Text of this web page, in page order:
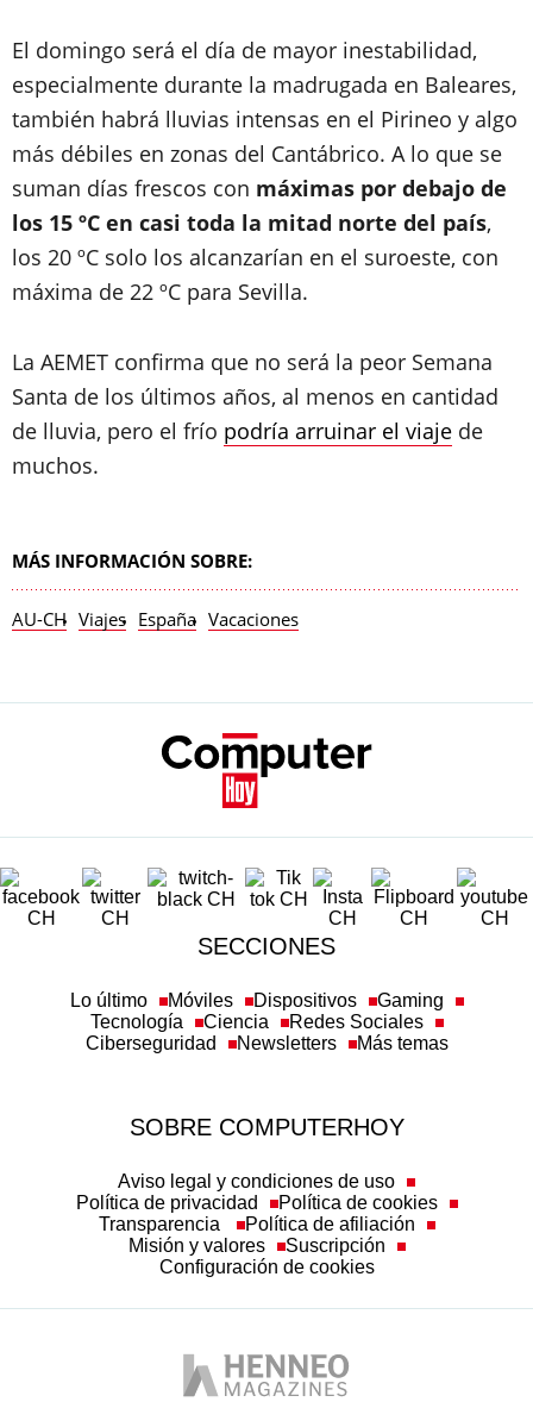
El domingo será el día de mayor inestabilidad,
especialmente durante la madrugada en Baleares,
también habrá lluvias intensas en el Pirineo y algo
más débiles en zonas del Cantábrico. A lo que se
suman días frescos con máximas por debajo de
los 15 ºC en casi toda la mitad norte del país,
los 20 ºC solo los alcanzarían en el suroeste, con
máxima de 22 ºC para Sevilla.
La AEMET confirma que no será la peor Semana
Santa de los últimos años, al menos en cantidad
de lluvia, pero el frío podría arruinar el viaje de
muchos.
MÁS INFORMACIÓN SOBRE:
AU-CH Viajes España Vacaciones
SECCIONES
Lo último Móviles Dispositivos
Gaming
Tecnología
Ciencia
Redes Sociales
Ciberseguridad
Newsletters Más temas
SOBRE COMPUTERHOY
Aviso legal y condiciones de uso
Política de privacidad
Política de cookies
Transparencia
Política de afiliación
Misión y valores
Suscripción
Configuración de cookies